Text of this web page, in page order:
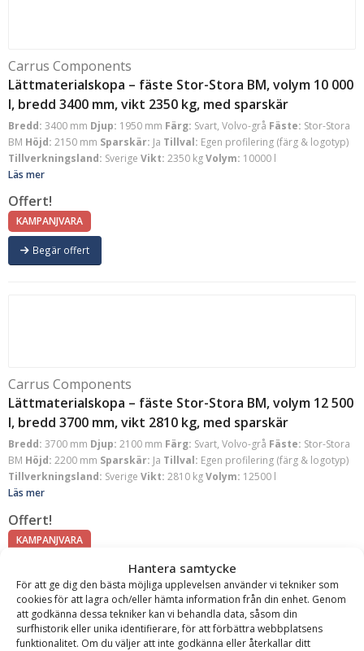
Hantera samtycke
För att ge dig den bästa möjliga upplevelsen använder vi tekniker som
cookies för att lagra och/eller hämta information från din enhet. Genom
att godkänna dessa tekniker kan vi behandla data, såsom din
surfhistorik eller unika identifierare, för att förbättra webbplatsens
funktionalitet. Om du väljer att inte godkänna eller återkallar ditt
Carrus Components
Lättmaterialskopa – fäste Stor-Stora BM, volym 10 000
l, bredd 3400 mm, vikt 2350 kg, med sparskär
Bredd: 3400 mm Djup: 1950 mm Färg: Svart, Volvo-grå Fäste: Stor-Stora
BM Höjd: 2150 mm Sparskär: Ja Tillval: Egen profilering (färg & logotyp)
Tillverkningsland: Sverige Vikt: 2350 kgVolym: 10000 l
Läs mer
Offert!
KAMPANJVARA
Begär offert
Carrus Components
Lättmaterialskopa – fäste Stor-Stora BM, volym 12 500
l, bredd 3700 mm, vikt 2810 kg, med sparskär
Bredd: 3700 mm Djup: 2100 mm Färg: Svart, Volvo-grå Fäste: Stor-Stora
BM Höjd: 2200 mm Sparskär: Ja Tillval: Egen profilering (färg & logotyp)
Tillverkningsland: Sverige Vikt: 2810 kgVolym: 12500 l
Läs mer
Offert!
KAMPANJVARA